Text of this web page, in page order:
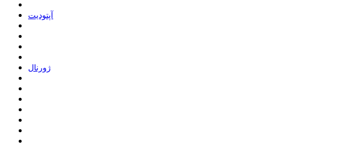
ﺁﭘﺘﻮﺩﯾﺖ
ﮊﻭﺭﻧﺎﻝ